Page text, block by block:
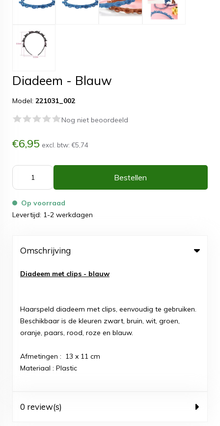
Diadeem - Blauw
Model: 221031_002
Nog niet beoordeeld
€6,95 excl. btw: €5,74
Bestellen
Op voorraad
Levertijd: 1-2 werkdagen
Omschrijving
Diadeem met clips - blauw
Haarspeld diadeem met clips, eenvoudig te gebruiken.
Beschikbaar is de kleuren zwart, bruin, wit, groen,
oranje, paars, rood, roze en blauw.
Afmetingen : 13 x 11 cm
Materiaal : Plastic
0 review(s)